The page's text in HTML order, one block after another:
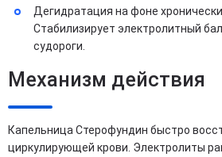
Дегидратация на фоне
Стабилизирует электролитный
судороги.
Механизм действия
Капельница Стерофундин быстро
циркулирующей крови. Электролиты